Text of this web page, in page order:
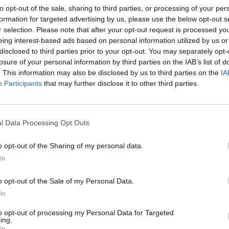
opt-out of the sale, sharing to third parties, or processing of your
for targeted advertising by us, please use the below opt-out
selection. Please note that after your opt-out request is processed
interest-based ads based on personal information utilized by us
to third parties prior to your opt-out. You may separately
of your personal information by third parties on the IAB’s list of
This information may also be disclosed by us to third parties on the
Participants that may further disclose it to other third parties.
Data Processing Opt Outs
opt-out of the Sharing of my personal data.
opt-out of the Sale of my Personal Data.
opt-out of processing my Personal Data for Targeted
Impero Hotel Varese
14.28 km
Via Lugano, Cantello
Mappa
L'Impero Hotel è situato a Cantello a breve distanza dal confine
splendida città di Lugano. La struttura, a gestione familiare, è di
Wi-Fi a Internet e parcheggio....
Albergo Ristorante Madonnina
L'Albergo Ristorante La Madonnina si trova sul confine svizzero
Varese, a 20 minuti dal Lago di Como e dal Lago di Lugano.